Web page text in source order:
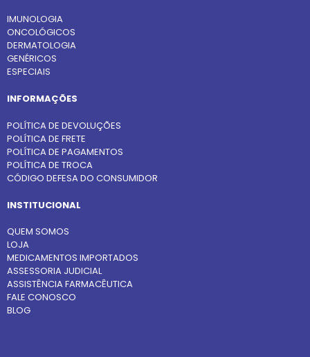
IMUNOLOGIA
ONCOLÓGICOS
DERMATOLOGIA
GENÉRICOS
ESPECIAIS
INFORMAÇÕES
POLÍTICA DE DEVOLUÇÕES
POLÍTICA DE FRETE
POLÍTICA DE PAGAMENTOS
POLÍTICA DE TROCA
CÓDIGO DEFESA DO CONSUMIDOR
INSTITUCIONAL
QUEM SOMOS
LOJA
MEDICAMENTOS IMPORTADOS
ASSESSORIA JUDICIAL
ASSISTÊNCIA FARMACÊUTICA
FALE CONOSCO
BLOG